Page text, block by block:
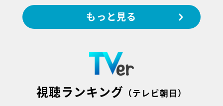
もっと見る
視聴ランキング （テレビ朝日）